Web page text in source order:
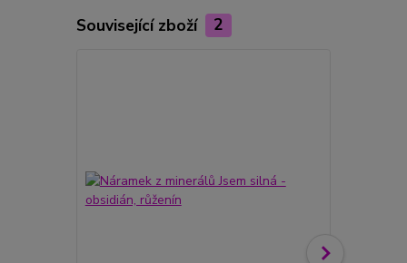
Související zboží 2